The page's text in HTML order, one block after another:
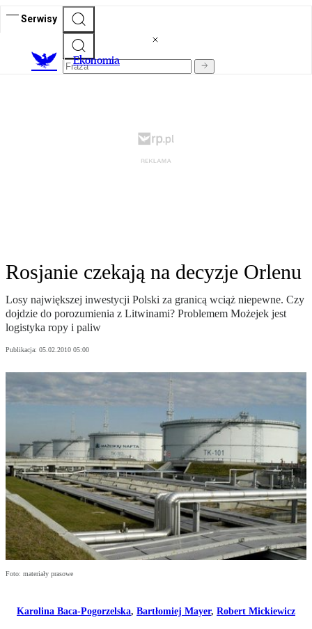
Serwisy
Ekonomia
Rosjanie czekają na decyzje Orlenu
Losy największej inwestycji Polski za granicą wciąż niepewne. Czy
dojdzie do porozumienia z Litwinami? Problemem Możejek jest
logistyka ropy i paliw
Publikacja: 05.02.2010 05:00
Foto: materiały prasowe
Karolina Baca-Pogorzelska, Bartłomiej Mayer, Robert Mickiewicz